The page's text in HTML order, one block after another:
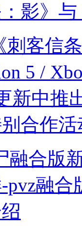
：影》
刺客信
5 /
新中推
合作活